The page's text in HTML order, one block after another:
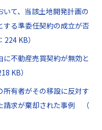
て、当該土地開発計画の
する準委任契約の成立が否
224 KB）
不動産売買契約が無効と
KB）
所有者がその移設に反対す
請求が棄却された事例 （